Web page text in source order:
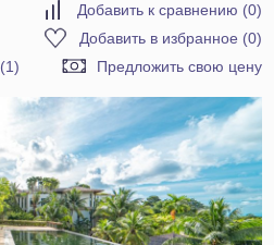
Добавить к сравнению (0)
Добавить в избранное (0)
Предложить свою цену